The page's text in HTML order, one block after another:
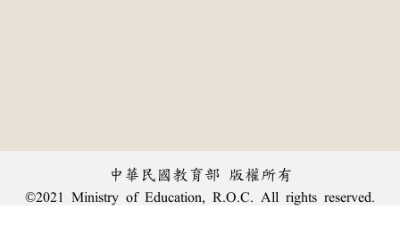
中華民國教育部 版權所有
©2021 Ministry of Education, R.O.C. All rights reserved.